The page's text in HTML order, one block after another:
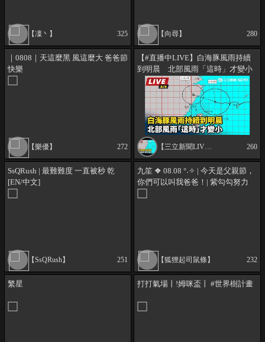
【凜丶】 325 【向尋】 280
｜0808｜天這麼黑 風這麼大 爸爸節
快樂
【樂優】 272
【#直播中LIVE】白海豚風雨持續
到明晨 北部風雨「這時」才變小
｜三立新聞LIVE
【三立新聞LIVE】 260
SsQRush | 最難難度 一直被秒 乾
[EN/中文]
【SsQRush】 251
九笙 ❖ 08.08 °˖✧ | 今天是父親節，
你們可以叫我爸爸！| 紫勾勾努力
【狐狸起司鼠條】 232
繁星 打打氣場丨!姆咪盃丨 #世界樹計畫